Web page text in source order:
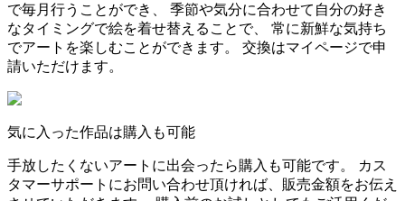
で毎月行うことができ、 季節や気分に合わせて自分の好き
なタイミングで絵を着せ替えることで、 常に新鮮な気持ち
でアートを楽しむことができます。 交換はマイページで申
請いただけます。
気に入った作品は購入も可能
手放したくないアートに出会ったら購入も可能です。 カス
タマーサポートにお問い合わせ頂ければ、販売金額をお伝え